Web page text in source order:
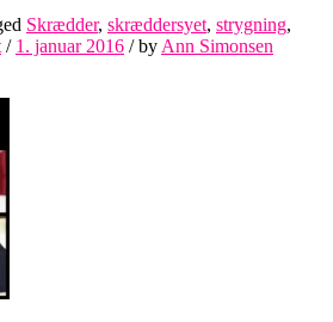
Skrædder, skræddersyet, strygning,
/ 1. januar 2016 /by Ann Simonsen